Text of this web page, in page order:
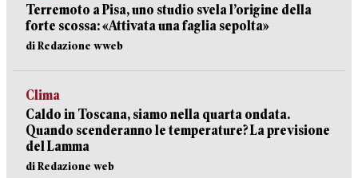
Terremoto a Pisa, uno studio svela l’origine della
forte scossa: «Attivata una faglia sepolta»
di Redazione wweb
Clima
Caldo in Toscana, siamo nella quarta ondata.
Quando scenderanno le temperature? La previsione
del Lamma
di Redazione web